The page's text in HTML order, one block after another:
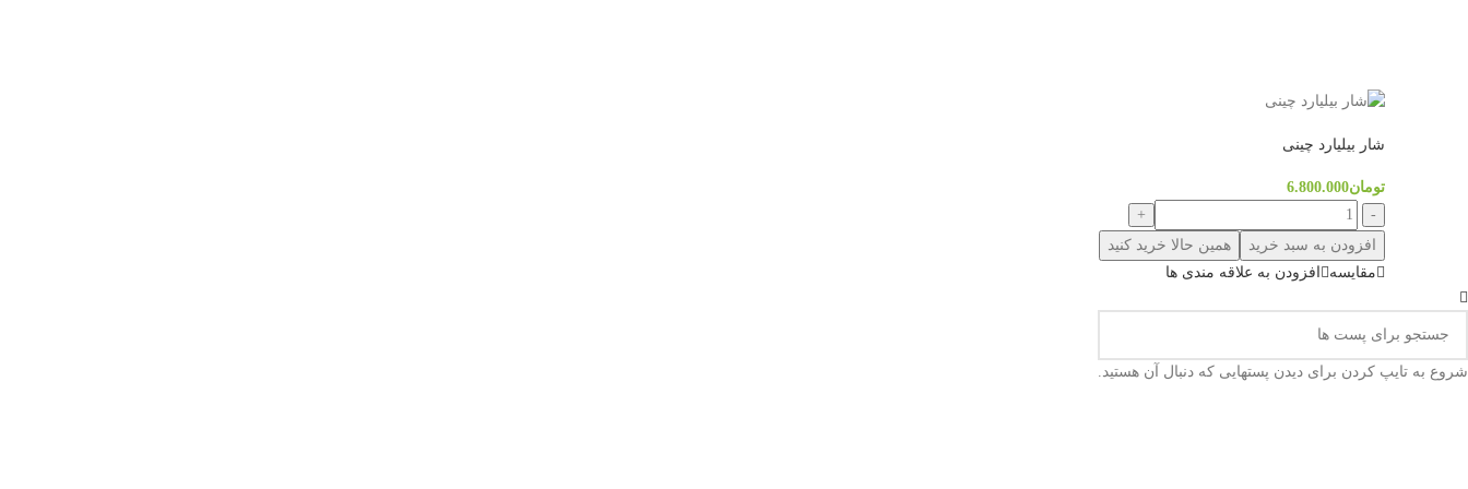
شار بیلیارد چینی
تومان6.800.000
افزودن به سبد خرید
همین حالا خرید کنید
مقایسه
افزودن به علاقه مندی ها
شروع به تایپ کردن برای دیدن پستهایی که دنبال آن هستید.